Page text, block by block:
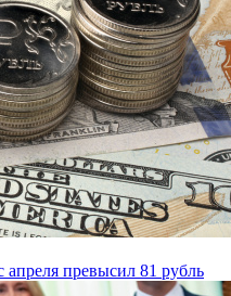
превысил 81 рубль